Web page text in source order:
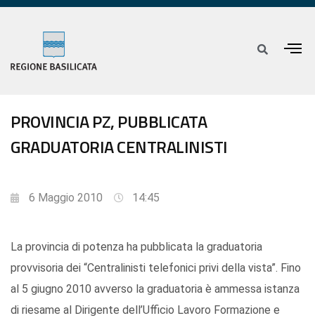
PROVINCIA PZ, PUBBLICATA
GRADUATORIA CENTRALINISTI
6 Maggio 2010 14:45
La provincia di potenza ha pubblicata la graduatoria
provvisoria dei “Centralinisti telefonici privi della vista”. Fino
al 5 giugno 2010 avverso la graduatoria è ammessa istanza
di riesame al Dirigente dell’Ufficio Lavoro Formazione e